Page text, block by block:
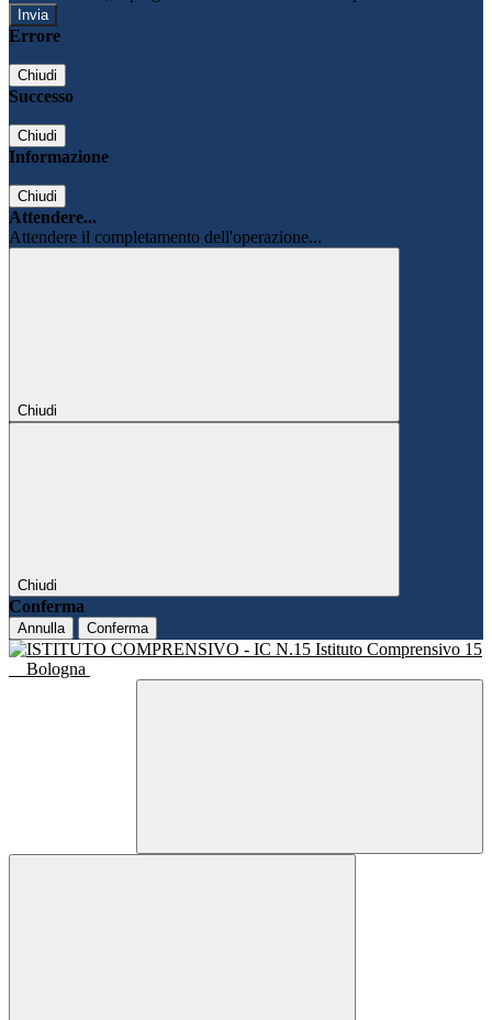
Errore
Chiudi
Successo
Chiudi
Informazione
Chiudi
Attendere...
Attendere il completamento dell'operazione...
Chiudi
Chiudi
Conferma
Annulla Conferma
Istituto Comprensivo 15
Bologna